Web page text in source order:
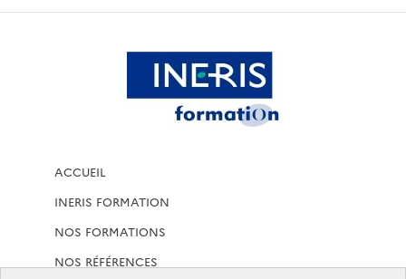
ACCUEIL
INERIS FORMATION
NOS FORMATIONS
NOS RÉFÉRENCES